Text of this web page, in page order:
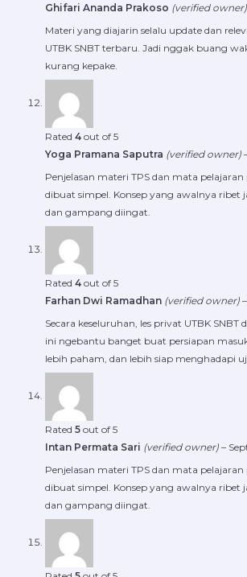
Ghifari Ananda Prakoso (verified owner)
Materi yang diajarin selalu update dan
UTBK SNBT terbaru. Jadi nggak buang
kurang kepake.
Rated 4 out of 5
Yoga Pramana Saputra (verified owner)
Penjelasan materi TPS dan mata
dibuat simpel. Konsep yang awalnya ribet
dan gampang diingat.
Rated 4 out of 5
Farhan Dwi Ramadhan (verified owner) –
Secara keseluruhan, les privat UTBK SNBT
ini ngebantu banget buat persiapan
lebih paham, dan lebih siap menghadapi
Rated 5 out of 5
Intan Permata Sari (verified owner) –
Penjelasan materi TPS dan mata
dibuat simpel. Konsep yang awalnya ribet
dan gampang diingat.